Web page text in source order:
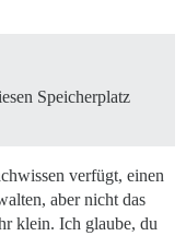
Speicherplatz
verfügt, einen
aber nicht das
klein. Ich glaube, du